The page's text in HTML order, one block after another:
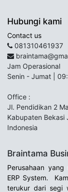
Hubungi kami
Contact us
081310461937
Jam Operasional
Senin - Jumat |
Office :
Jl. Pendidikan 2
Kabupaten Bekasi
Indonesia
Braintama
Perusahaan
ERP System.
terukur dari segi